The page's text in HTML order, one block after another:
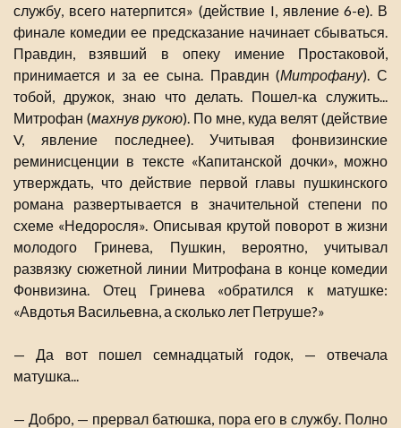
службу, всего натерпится» (действие I, явление 6-е). В
финале комедии ее предсказание начинает сбываться.
Правдин, взявший в опеку имение Простаковой,
принимается и за ее сына. Правдин (Митрофану). С
тобой, дружок, знаю что делать. Пошел-ка служить...
Митрофан (махнув рукою). По мне, куда велят (действие
V, явление последнее). Учитывая фонвизинские
реминисценции в тексте «Капитанской дочки», можно
утверждать, что действие первой главы пушкинского
романа развертывается в значительной степени по
схеме «Недоросля». Описывая крутой поворот в жизни
молодого Гринева, Пушкин, вероятно, учитывал
развязку сюжетной линии Митрофана в конце комедии
Фонвизина. Отец Гринева «обратился к матушке:
«Авдотья Васильевна, а сколько лет Петруше?»
— Да вот пошел семнадцатый годок, — отвечала
матушка...
— Добро, — прервал батюшка, пора его в службу. Полно